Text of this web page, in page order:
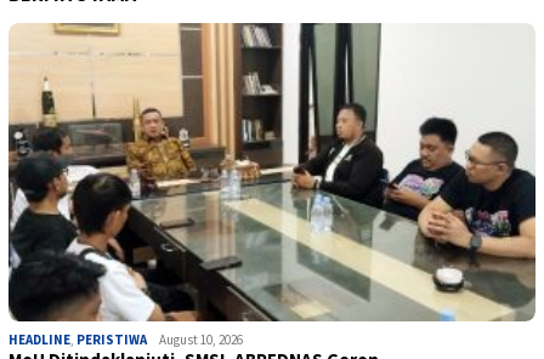
HEADLINE, PERISTIWA August 10, 2026